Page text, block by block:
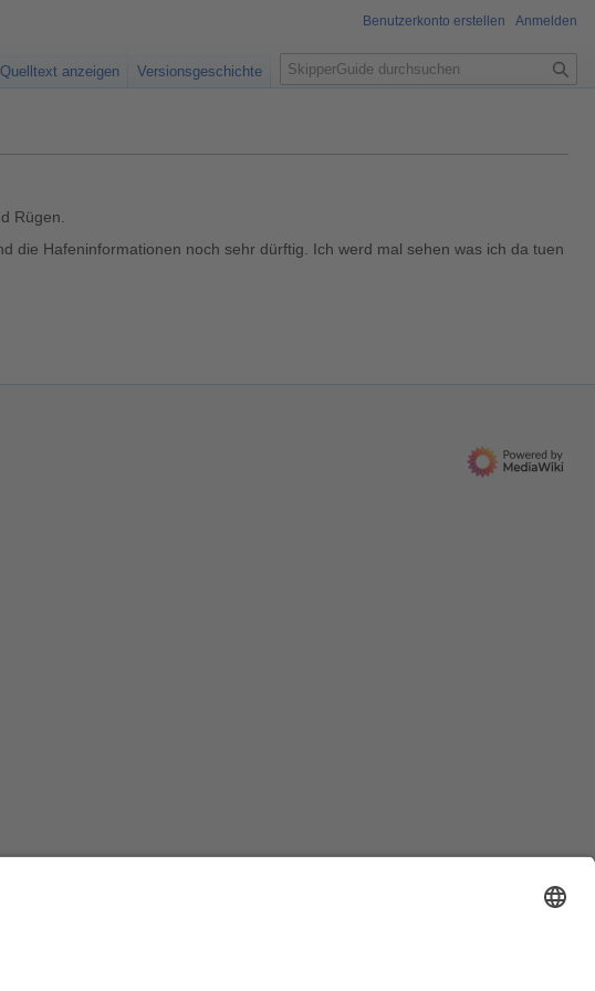
Rügen.
die Hafeninformationen noch sehr dürftig. Ich werd mal sehen was ich da tuen
Benutzerkonto erstellen Anmelden
Quelltext anzeigen Versionsgeschichte
S
u
e